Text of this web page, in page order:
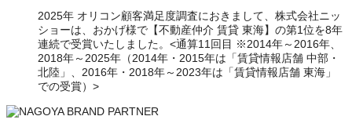
2025年 オリコン顧客満足度調査におきまして、株式会社ニッ
ショーは、おかげ様で【不動産仲介 賃貸 東海】の第1位を8年
連続で受賞いたしました。<通算11回目 ※2014年～2016年、
2018年～2025年（2014年・2015年は「賃貸情報店舗 中部・
北陸」、2016年・2018年～2023年は「賃貸情報店舗 東海」
での受賞）>